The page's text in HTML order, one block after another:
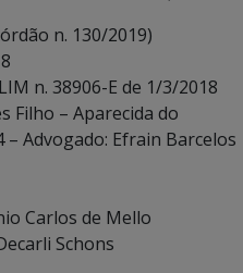
n. 130/2019)
n. 38906-E de 1/3/2018
Filho – Aparecida do
– Advogado: Efrain Barcelos
Carlos de Mello
Schons